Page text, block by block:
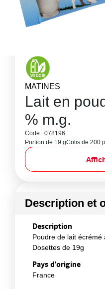
MATINES
Lait en
% m.g.
Code : 078196
Portion de 19 gColis de 200
Description et
Description
Poudre de lait écrémé
Dosettes de 19g
Pays d'origine
France